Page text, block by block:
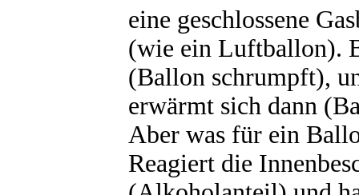
eine geschlossene
(wie ein Luftballon).
(Ballon schrumpft),
erwärmt sich dann
Aber was für ein
Reagiert die